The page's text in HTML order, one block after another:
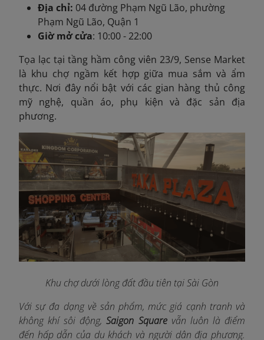
Địa chỉ: 04 đường Phạm Ngũ Lão, phường
Phạm Ngũ Lão, Quận 1
Giờ mở cửa: 10:00 - 22:00
Tọa lạc tại tầng hầm công viên 23/9, Sense Market
là khu chợ ngầm kết hợp giữa mua sắm và ẩm
thực. Nơi đây nổi bật với các gian hàng thủ công
mỹ nghệ, quần áo, phụ kiện và đặc sản địa
phương.
Khu chợ dưới lòng đất đầu tiên tại Sài Gòn
Với sự đa dạng về sản phẩm, mức giá cạnh tranh và
không khí sôi động,Saigon Square vẫn luôn là điểm
đến hấp dẫn của du khách và người dân địa phương.